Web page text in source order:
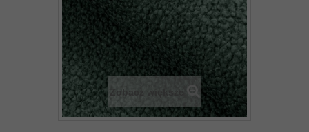
Zobacz większe